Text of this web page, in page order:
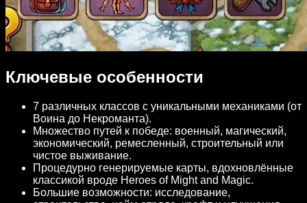
Ключевые особенности
7 различных классов с уникальными механиками (от
Воина до Некроманта).
Множество путей к победе: военный, магический,
экономический, ремесленный, строительный или
чистое выживание.
Процедурно генерируемые карты, вдохновлённые
классикой вроде Heroes of Might and Magic.
Большие возможности: исследование,